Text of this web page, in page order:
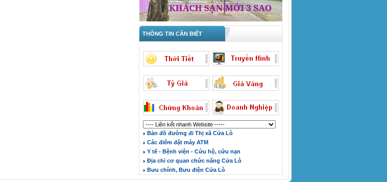
THÔNG TIN CẦN BIẾT
Bản đồ đường đi Thị xã Cửa Lò
Các điểm đặt máy ATM
Y tế - Bệnh viện - Cứu hộ, cứu nạn
Địa chỉ cơ quan chức năng Cửa Lò
Bưu chính, Bưu điện Cửa Lò